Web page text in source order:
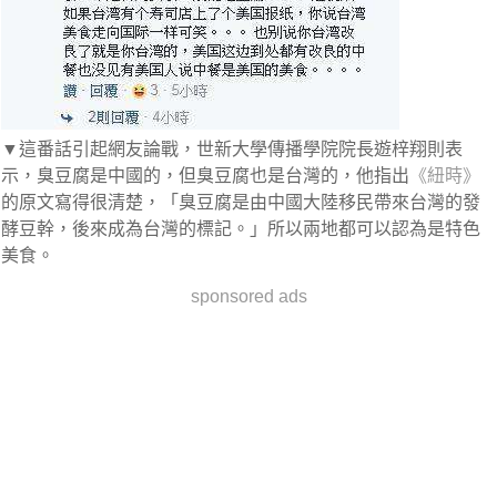
▼這番話引起網友論戰，世新大學傳播學院院長遊梓翔則表
示，臭豆腐是中國的，但臭豆腐也是台灣的，他指出 《紐時》
的原文寫得很清楚，「臭豆腐是由中國大陸移民帶來台灣的發
酵豆幹，後來成為台灣的標記。」所以兩地都可以認為是特色
美食。
sponsored ads